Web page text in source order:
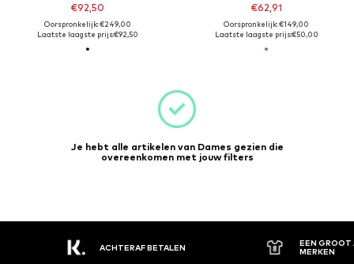
€92,50
Oorspronkelijk: €249,00
Laatste laagste prijs:€92,50
€62,91
Oorspronkelijk: €149,00
Laatste laagste prijs:€50,00
Je hebt alle artikelen van Dames gezien die
overeenkomen met jouw filters
ACHTERAF BETALEN
EEN GROOT
MERKEN